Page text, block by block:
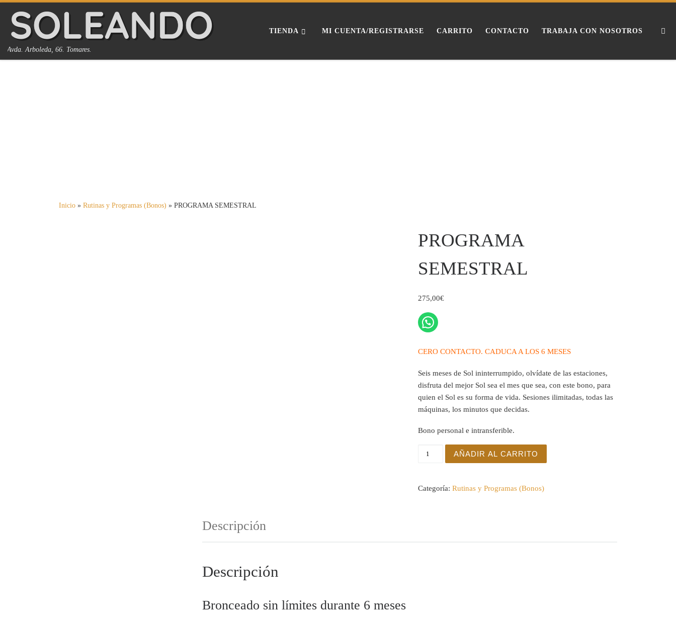
Saltar al contenido
Avda. Arboleda, 66. Tomares.
TIENDA MI CUENTA/REGISTRARSE CARRITO CONTACTO TRABAJA CON NOSOTROS
Inicio » Rutinas y Programas (Bonos) » PROGRAMA SEMESTRAL
PROGRAMA
SEMESTRAL
275,00€
CERO CONTACTO. CADUCA A LOS 6 MESES
Seis meses de Sol ininterrumpido, olvídate de las estaciones,
disfruta del mejor Sol sea el mes que sea, con este bono, para
quien el Sol es su forma de vida. Sesiones ilimitadas, todas las
máquinas, los minutos que decidas.
Bono personal e intransferible.
PROGRAMA SEMESTRAL cantidad
AÑADIR AL CARRITO
Categoría: Rutinas y Programas (Bonos)
Descripción
Descripción
Bronceado sin límites durante 6 meses